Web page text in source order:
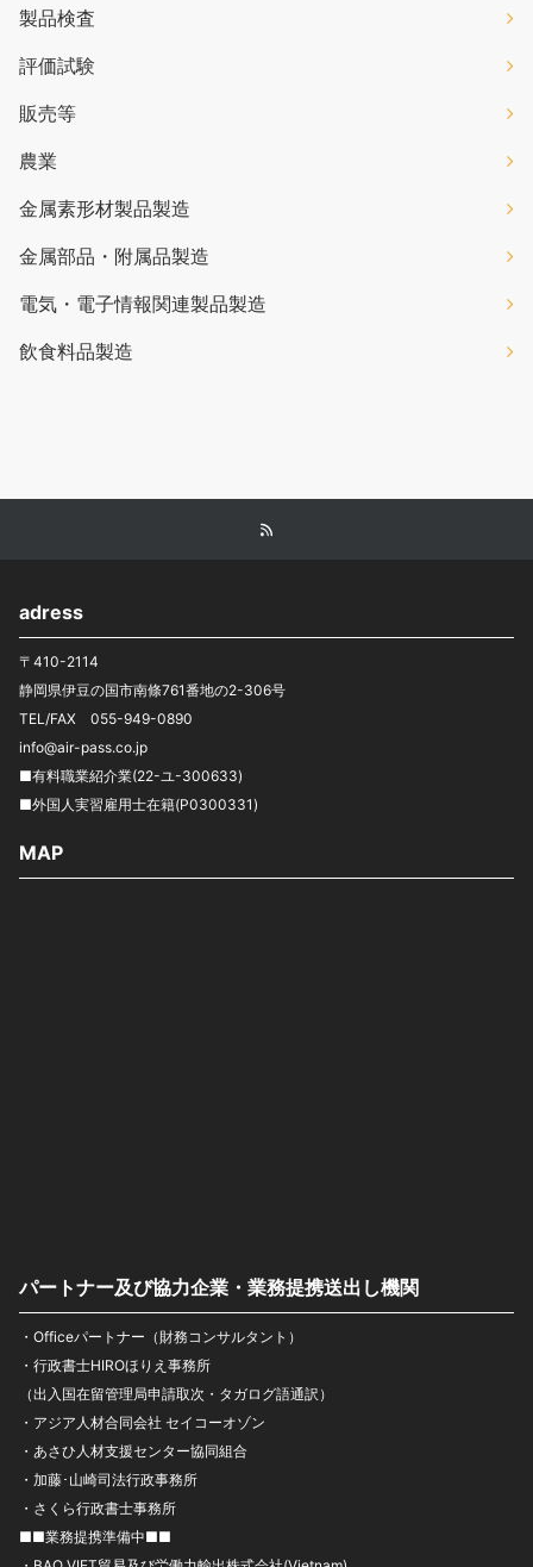
製品検査
評価試験
販売等
農業
金属素形材製品製造
金属部品・附属品製造
電気・電子情報関連製品製造
飲食料品製造
adress
〒410-2114
静岡県伊豆の国市南條761番地の2-306号
TEL/FAX 055-949-0890
info@air-pass.co.jp
■有料職業紹介業(22-ユ-300633)
■外国人実習雇用士在籍(P0300331)
MAP
パートナー及び協力企業・業務提携送出し機関
・Officeパートナー（財務コンサルタント）
・行政書士HIROほりえ事務所
（出入国在留管理局申請取次・タガログ語通訳）
・アジア人材合同会社 セイコーオゾン
・あさひ人材支援センター協同組合
・加藤･山崎司法行政事務所
・さくら行政書士事務所
■■業務提携準備中■■